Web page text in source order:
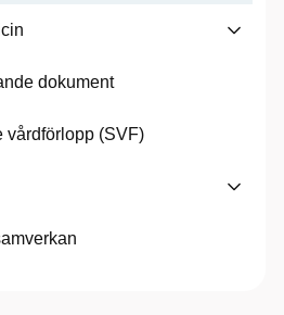
dokument
vårdförlopp (SVF)